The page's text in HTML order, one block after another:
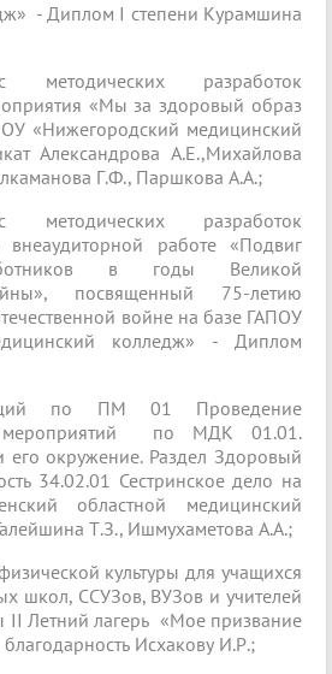
- Диплом I степени Курамшина
методических разработок
«Мы за здоровый образ
«Нижегородский медицинский
Александрова А.Е.,Михайлова
Г.Ф., Паршкова А.А.;
методических разработок
внеаудиторной работе «Подвиг
в годы Великой
посвященный 75-летию
войне на базе ГАПОУ
колледж» - Диплом
по ПМ 01 Проведение
мероприятий по МДК 01.01.
окружение. Раздел Здоровый
34.02.01 Сестринское дело на
областной медицинский
Т.З., Ишмухаметова А.А.;
культуры для учащихся
школ, ССУЗов, ВУЗов и учителей
II Летний лагерь «Мое призвание
Исхакову И.Р.;